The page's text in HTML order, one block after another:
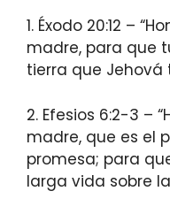
1. Éxodo 20:12 –
madre, para que
tierra que Jehová
2. Efesios 6:2-3 –
madre, que es el
promesa; para
larga vida sobre